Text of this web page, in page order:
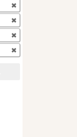
✖
✖
✖
✖